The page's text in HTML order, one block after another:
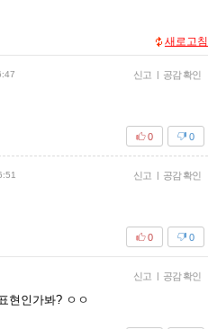
새로고침
신고 | 공감 확인
0
0
신고 | 공감 확인
0
0
신고 | 공감 확인
현인가봐? ㅇㅇ